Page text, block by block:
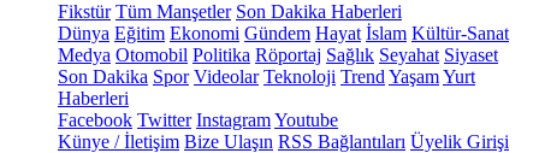
Fikstür Tüm Manşetler Son Dakika Haberleri
Dünya Eğitim Ekonomi Gündem Hayat İslam Kültür-Sanat
Medya Otomobil Politika Röportaj Sağlık Seyahat Siyaset
Son Dakika Spor Videolar Teknoloji Trend YaşamYurt
Haberleri
Facebook Twitter InstagramYoutube
Künye / İletişim Bize Ulaşın RSS Bağlantıları Üyelik Girişi